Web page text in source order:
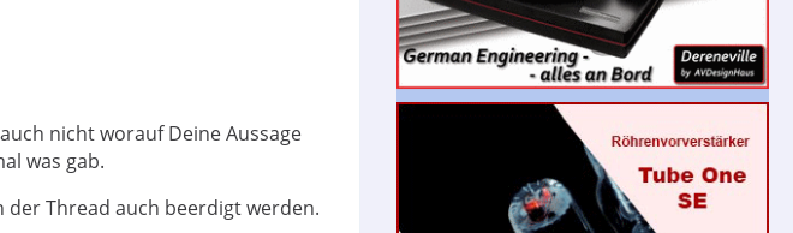
nicht worauf Deine Aussage
was gab.
Thread auch beerdigt werden.